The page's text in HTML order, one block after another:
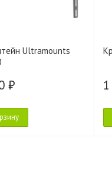
Ultramounts
₽